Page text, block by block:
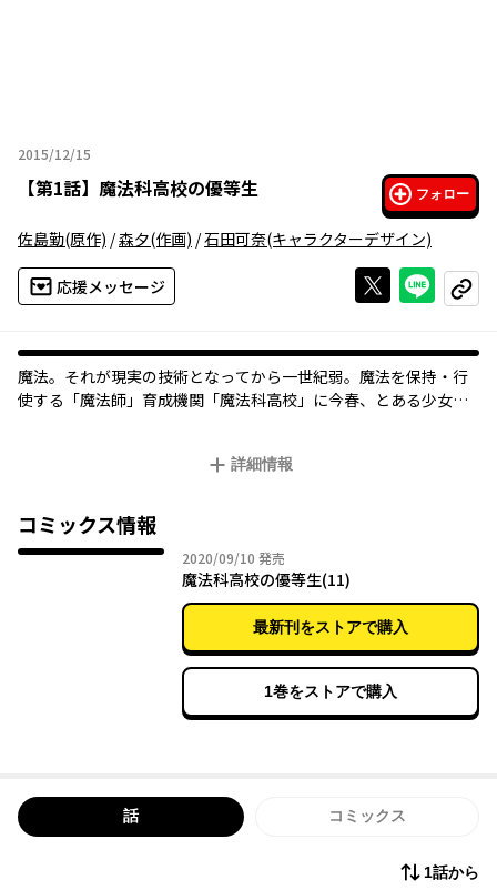
2015/12/15
2015年12月15日
【第1話】 魔法科高校の優等生 フォロー
佐島勤(原作) /森夕(作画) /石田可奈(キャラクターデザイン)
応援メッセージ Xで投稿する
ライン
コピー
魔法。それが現実の技術となってから一世紀弱。魔法を保持・行
使する「魔法師」育成機関「魔法科高校」に今春、とある少女が
の前に、一科生と二科生――優等生と劣等生との壁が立ちはだかり!?
詳細情報
コミックス情報
2020/09/10 2020年09月10日
発売
魔法科高校の優等生(11)
最新刊をストアで購入
1巻をストアで購入
話 コミックス
1話から